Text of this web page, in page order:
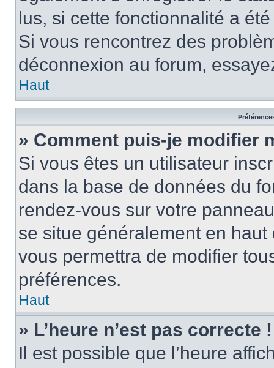
lus, si cette fonctionnalité a
Si vous rencontrez des
déconnexion au forum,
Haut
» Comment puis-je modifier
Si vous êtes un utilisateur
dans la base de données du
rendez-vous sur votre
se situe généralement en
vous permettra de modifier
préférences.
Haut
» L’heure n’est pas correcte !
Il est possible que l’heure